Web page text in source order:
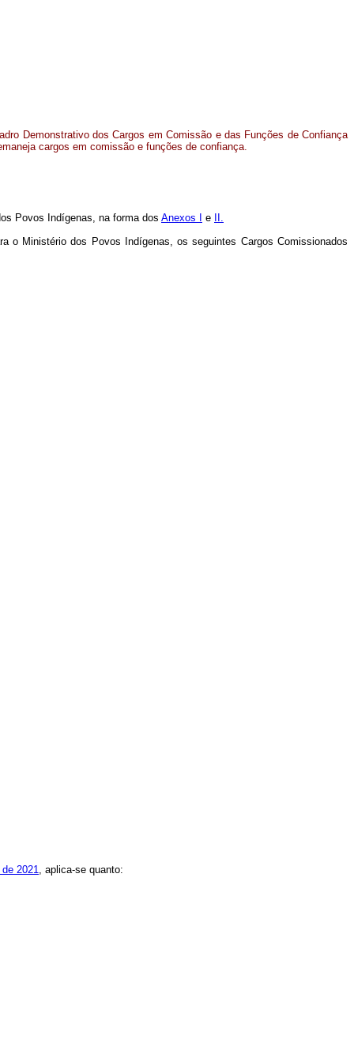
Demonstrativo dos Cargos em Comissão e das Funções de Confiança
cargos em comissão e funções de confiança.
Povos Indígenas, na forma dos Anexos I e
II.
o Ministériodos Povos Indígenas, os seguintes Cargos Comissionados
2021, aplica-se quanto: